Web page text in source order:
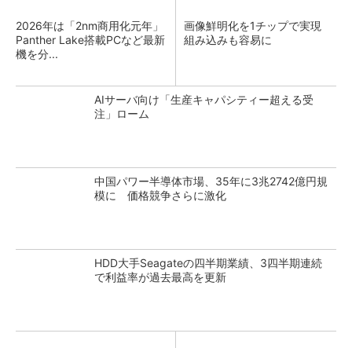
2026年は「2nm商用化元年」
Panther Lake搭載PCなど最新
機を分...
画像鮮明化を1チップで実現
組み込みも容易に
AIサーバ向け「生産キャパシティー超える受
注」ローム
中国パワー半導体市場、35年に3兆2742億円規
模に 価格競争さらに激化
HDD大手Seagateの四半期業績、3四半期連続
で利益率が過去最高を更新